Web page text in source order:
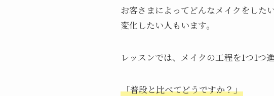
お客さまによってどんなメイクをした
変化したい人もいます。
レッスンでは、メイクの工程を1つ1つ
「普段と比べてどうですか？」